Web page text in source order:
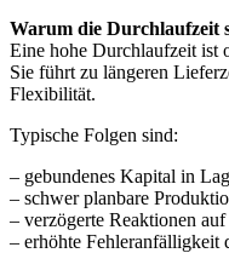
Warum die Durchlaufzeit
Eine hohe Durchlaufzeit ist
Sie führt zu längeren
Flexibilität.
Typische Folgen sind:
– gebundenes Kapital in
– schwer planbare
– verzögerte Reaktionen
– erhöhte Fehleranfälligkeit